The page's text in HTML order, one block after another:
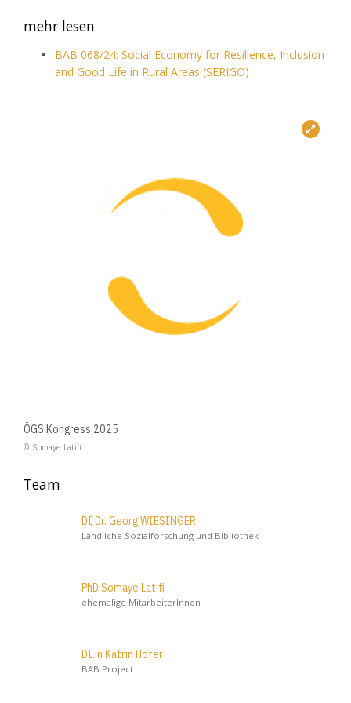
mehr lesen
BAB 068/24: Social Economy for Resilience, Inclusion
and Good Life in Rural Areas (SERIGO)
ÖGS Kongress 2025
© Somaye Latifi
Team
DI Dr. Georg WIESINGER
Ländliche Sozialforschung und Bibliothek
PhD Somaye Latifi
ehemalige MitarbeiterInnen
DI.in Katrin Hofer
BAB Project